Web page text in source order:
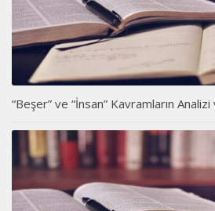
“Beşer” ve “İnsan” Kavramların Analizi